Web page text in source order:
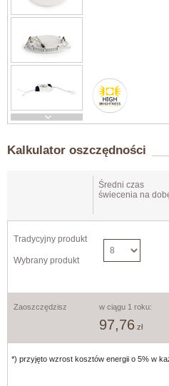
Kalkulator oszczędności
Średni czas
świecenia na
Tradycyjny produkt
Wybrany produkt
Zaoszczędzisz w ciągu 1 roku:
97,76 zł
*) przyjęto wzrost kosztów energii o 5% w